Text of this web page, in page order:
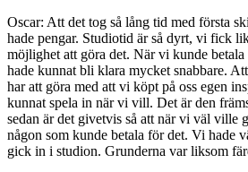
Oscar: Att det tog så lång tid med första
hade pengar. Studiotid är så dyrt, vi fick
möjlighet att göra det. När vi kunde
hade kunnat bli klara mycket snabbare.
har att göra med att vi köpt på oss egen
kunnat spela in när vi vill. Det är den
sedan är det givetvis så att när vi väl ville
någon som kunde betala för det. Vi hade
gick in i studion. Grunderna var liksom